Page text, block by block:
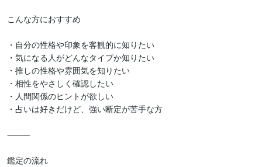
こんな方におすすめ
・自分の性格や印象を客観的に知りたい
・気になる人がどんなタイプか知りたい
・推しの性格や雰囲気を知りたい
・相性をやさしく確認したい
・人間関係のヒントが欲しい
・占いは好きだけど、強い断定が苦手な方
⸻
鑑定の流れ